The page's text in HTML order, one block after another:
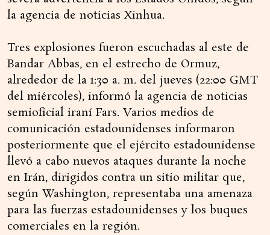
la agencia de noticias Xinhua.
Tres explosiones fueron escuchadas al este de
Bandar Abbas, en el estrecho de Ormuz,
alrededor de la 1:30 a. m. del jueves (22:00 GMT
del miércoles), informó la agencia de noticias
semioficial iraní Fars. Varios medios de
comunicación estadounidenses informaron
posteriormente que el ejército estadounidense
llevó a cabo nuevos ataques durante la noche
en Irán, dirigidos contra un sitio militar que,
según Washington, representaba una amenaza
para las fuerzas estadounidenses y los buques
comerciales en la región.